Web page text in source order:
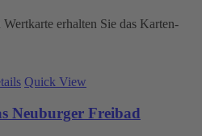
erhalten Sie das Karten-
Quick View
Neuburger Freibad